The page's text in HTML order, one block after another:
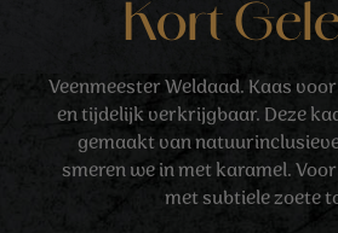
Kort
Veenmeester Weldaad. Kaas
en tijdelijk verkrijgbaar. Deze
gemaakt van
smeren we in met karamel.
met subtiele zoete